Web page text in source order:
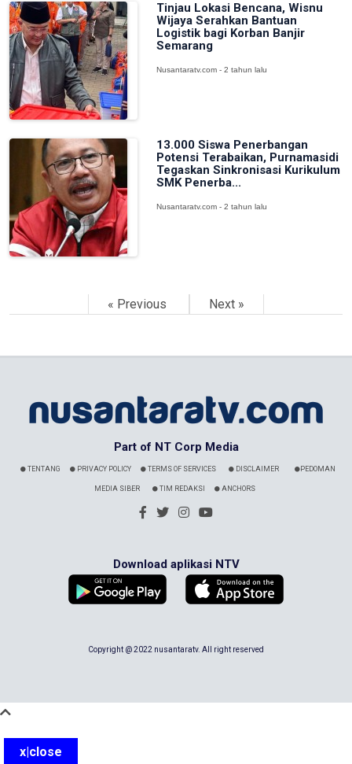
Tinjau Lokasi Bencana, Wisnu
Wijaya Serahkan Bantuan
Logistik bagi Korban Banjir
Semarang
Nusantaratv.com - 2 tahun lalu
13.000 Siswa Penerbangan
Potensi Terabaikan, Purnamasidi
Tegaskan Sinkronisasi Kurikulum
SMK Penerba...
Nusantaratv.com - 2 tahun lalu
« Previous Next »
Part of NT Corp Media
TENTANG PRIVACY POLICY TERMS OF SERVICES DISCLAIMER PEDOMAN
MEDIA SIBER TIM REDAKSI ANCHORS
Download aplikasi NTV
Copyright @ 2022 nusantaratv. All right reserved
x|close